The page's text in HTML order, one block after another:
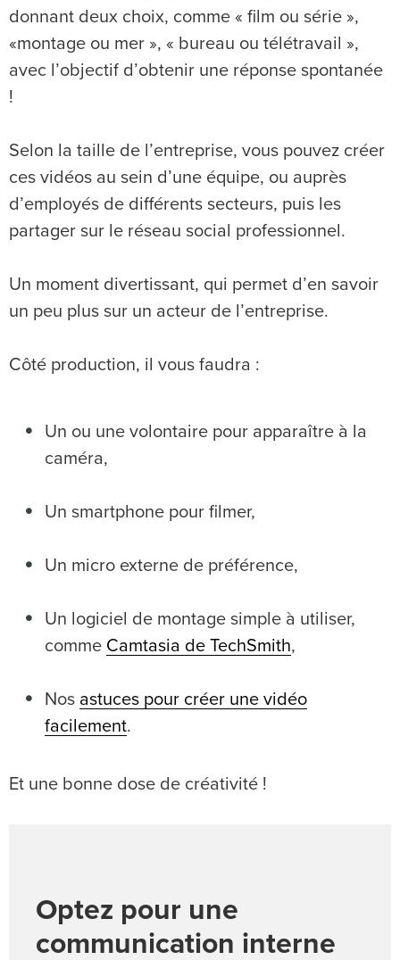
donnant deux choix, comme « film ou série »,
«montage ou mer », « bureau ou télétravail »,
avec l’objectif d’obtenir une réponse spontanée
!
Selon la taille de l’entreprise, vous pouvez créer
ces vidéos au sein d’une équipe, ou auprès
d’employés de différents secteurs, puis les
partager sur le réseau social professionnel.
Un moment divertissant, qui permet d’en savoir
un peu plus sur un acteur de l’entreprise.
Côté production, il vous faudra :
Un ou une volontaire pour apparaître à la
caméra,
Un smartphone pour filmer,
Un micro externe de préférence,
Un logiciel de montage simple à utiliser,
comme Camtasia de TechSmith,
Nos astuces pour créer une vidéo
facilement.
Et une bonne dose de créativité !
Optez pour une
communication interne